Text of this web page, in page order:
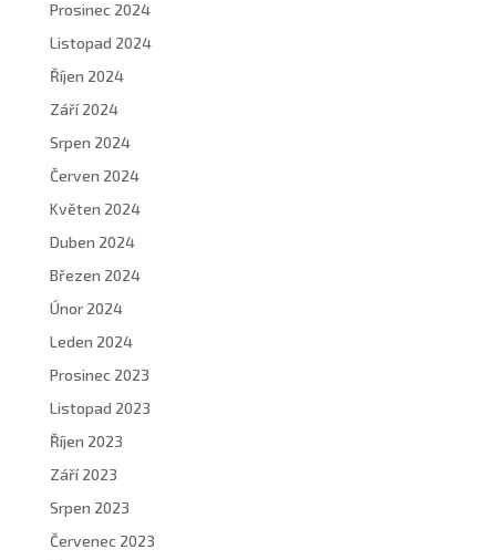
Prosinec 2024
Listopad 2024
Říjen 2024
Září 2024
Srpen 2024
Červen 2024
Květen 2024
Duben 2024
Březen 2024
Únor 2024
Leden 2024
Prosinec 2023
Listopad 2023
Říjen 2023
Září 2023
Srpen 2023
Červenec 2023